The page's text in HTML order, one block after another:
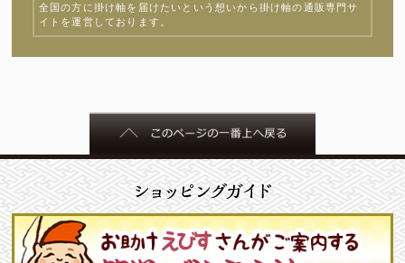
全国の方に掛け軸を届けたいという想いから掛け軸の通販専門サ
イトを運営しております。